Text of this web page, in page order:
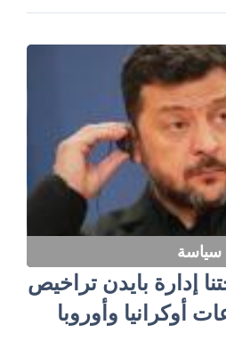
سياسة
إدارة بايدن تراخيص
أوكرانيا وأوروبا